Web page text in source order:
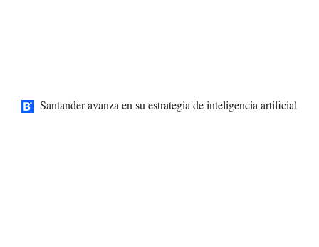
Santander avanza en su estrategia de inteligencia artificial